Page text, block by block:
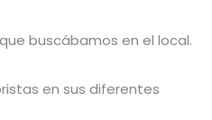
buscábamos en el local.
en sus diferentes